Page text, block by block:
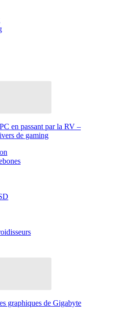
en passant par la RV –
de gaming
graphiques de Gigabyte